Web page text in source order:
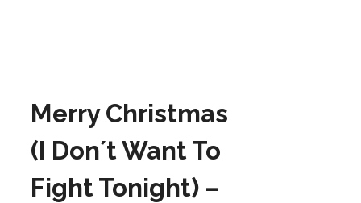
Merry Christmas
(I Don´t Want To
Fight Tonight) –